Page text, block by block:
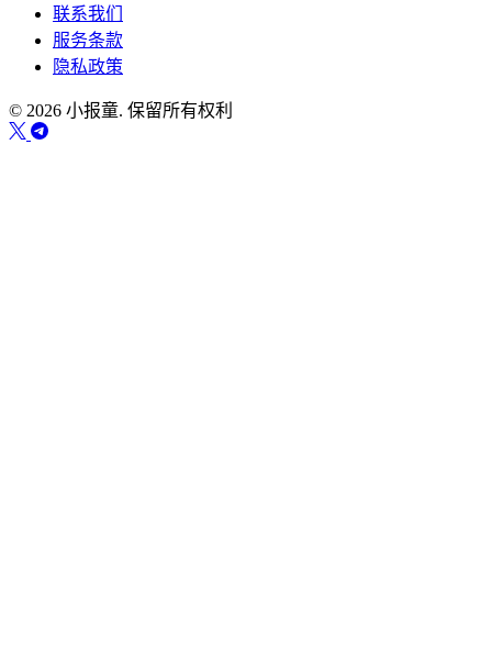
联系我们
服务条款
隐私政策
© 2026 小报童. 保留所有权利